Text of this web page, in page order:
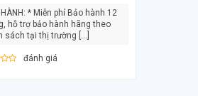
phí Bảo hành 12
hỗ trợ bảo hành hãng theo
sách tại thị trường [...]
đánh giá